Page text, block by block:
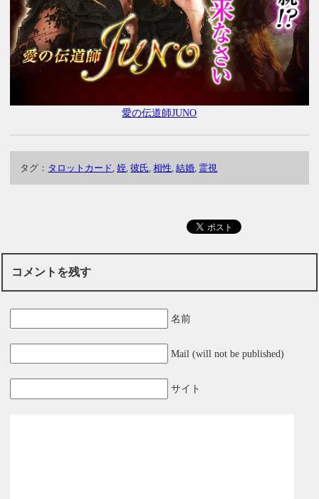
愛の伝道師JUNO
タグ： タロットカード ,姪 ,彼氏 ,相性 ,結婚 霊視
コメントを残す
名前
Mail (will not be published)
サイト